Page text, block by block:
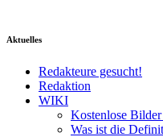
Aktuelles
Redakteure gesucht!
Redaktion
WIKI
Kostenlose
Was ist die